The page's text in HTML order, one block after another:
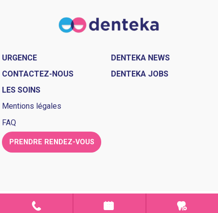
URGENCE
CONTACTEZ-NOUS
LES SOINS
DENTEKA NEWS
DENTEKA JOBS
Mentions légales
FAQ
PRENDRE RENDEZ-VOUS